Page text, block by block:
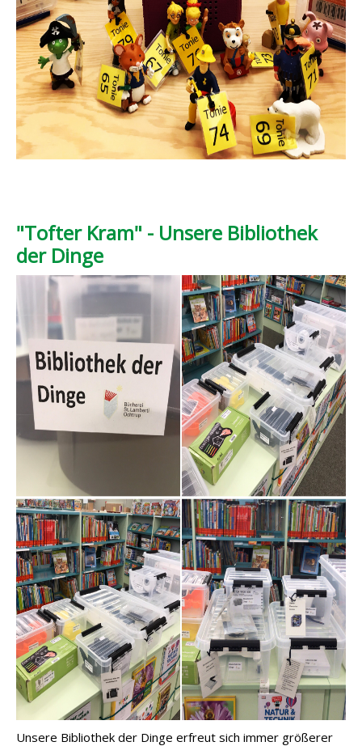
"Tofter Kram" - Unsere Bibliothek
der Dinge
Unsere Bibliothek der Dinge erfreut sich immer größerer